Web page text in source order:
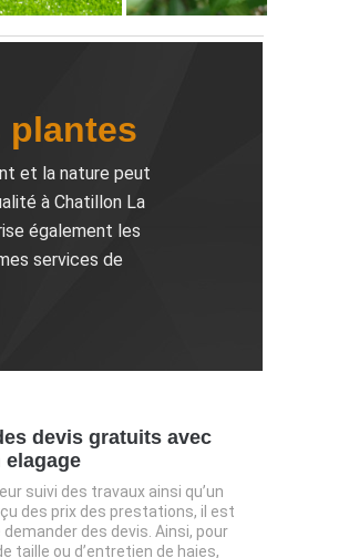
plantes
et la nature peut
à Chatillon La
également les
services de
devis gratuits avec
elagage
suivi des travaux ainsi qu’un
des prix des prestations, il est
des devis. Ainsi, pour
taille ou d’entretien de haies,